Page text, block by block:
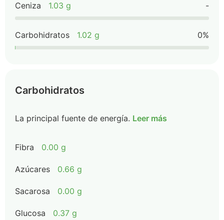
Ceniza 1.03 g -
Carbohidratos 1.02 g 0%
Carbohidratos
La principal fuente de energía. Leer más
Fibra 0.00 g
Azúcares 0.66 g
Sacarosa 0.00 g
Glucosa 0.37 g